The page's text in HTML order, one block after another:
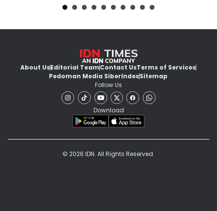
About UsEditorial TeamContact UsTerms of Services
Pedoman Media SiberIndexSitemap
Follow Us
Download
© 2026 IDN. All Rights Reserved.